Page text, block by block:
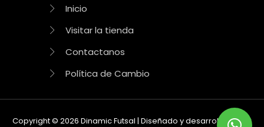
Inicio
Visitar la tienda
Contactanos
Política de Cambio
Copyright © 2026 Dinamic Futsal | Diseñado y desarrollado por